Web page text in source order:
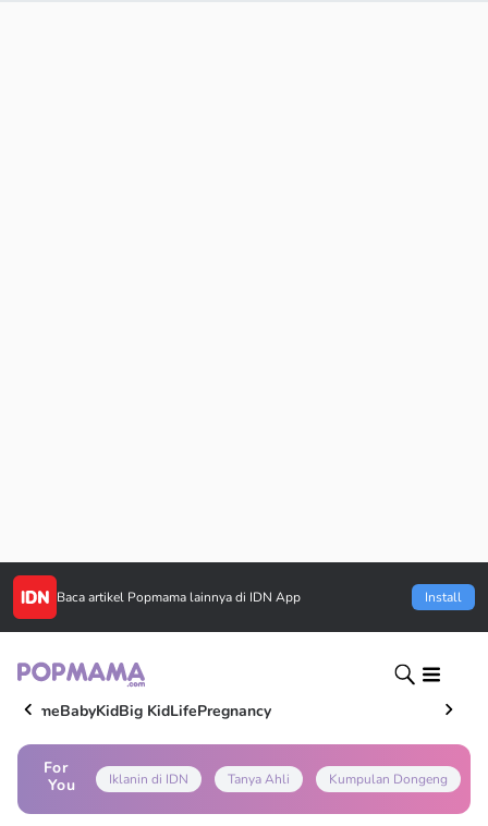
Baca artikel Popmama lainnya di IDN App Install
HomeBabyKidBig KidLifePregnancy
For
You
Iklanin di IDN Tanya Ahli Kumpulan Dongeng